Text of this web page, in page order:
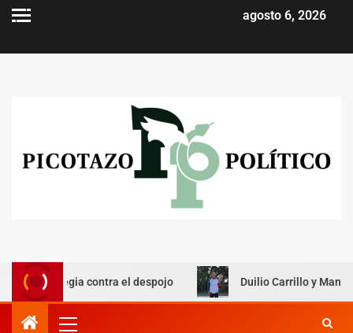
agosto 6, 2026
contra el despojo Duilio Carrillo y Manuel